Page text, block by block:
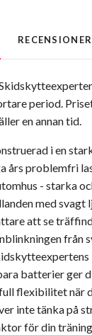
RECENSIONER
period.
en annan tid.
i en
års problemfri
- starka
med svagt
att se
från
batterier ger
flexibilitet när
inte tänka på
för din